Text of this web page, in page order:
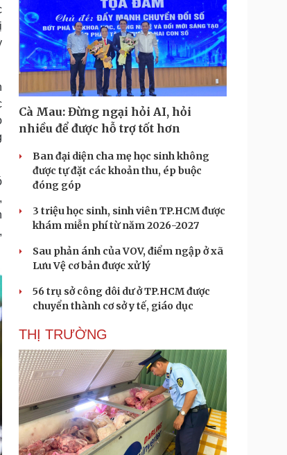
Cà Mau: Đừng ngại hỏi AI, hỏi
nhiều để được hỗ trợ tốt hơn
Ban đại diện cha mẹ học sinh không
được tự đặt các khoản thu, ép buộc
đóng góp
3 triệu học sinh, sinh viên TP.HCM được
khám miễn phí từ năm 2026-2027
Sau phản ánh của VOV, điểm ngập ở xã
Lưu Vệ cơ bản được xử lý
56 trụ sở công dôi dư ở TP.HCM được
chuyển thành cơ sở y tế, giáo dục
THỊ TRƯỜNG